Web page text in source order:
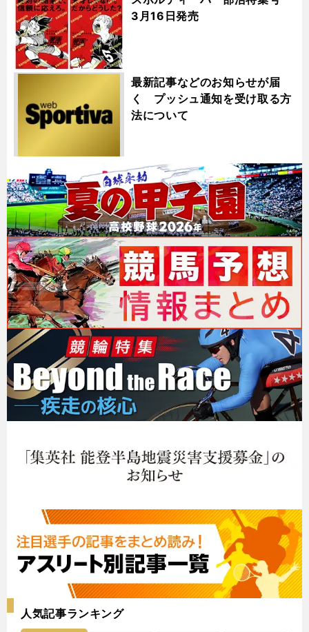
3月16日発売
最新記事などのお知らせが届
く プッシュ通知を受け取る方
法について
人気記事ランキング